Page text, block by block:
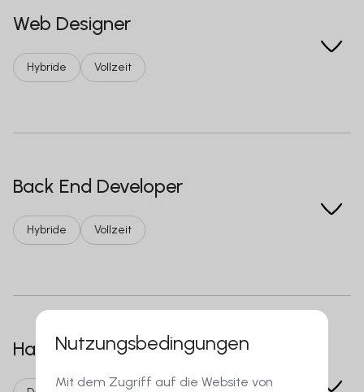
Nutzungsbedingungen
Mit dem Zugriff auf die Website von
Web Designer
Hybride Vollzeit
Back End Developer
Hybride Vollzeit
Handelsvertreter im Call Center